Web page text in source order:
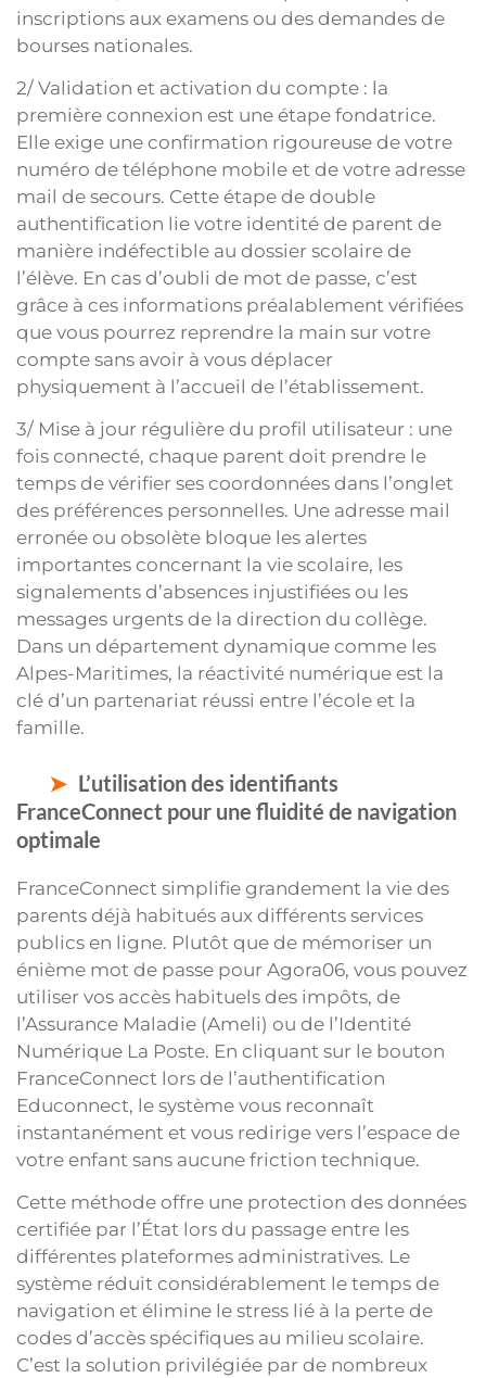
inscriptions aux examens ou des demandes de
bourses nationales.
2/ Validation et activation du compte : la
première connexion est une étape fondatrice.
Elle exige une confirmation rigoureuse de votre
numéro de téléphone mobile et de votre adresse
mail de secours. Cette étape de double
authentification lie votre identité de parent de
manière indéfectible au dossier scolaire de
l’élève. En cas d’oubli de mot de passe, c’est
grâce à ces informations préalablement vérifiées
que vous pourrez reprendre la main sur votre
compte sans avoir à vous déplacer
physiquement à l’accueil de l’établissement.
3/ Mise à jour régulière du profil utilisateur : une
fois connecté, chaque parent doit prendre le
temps de vérifier ses coordonnées dans l’onglet
des préférences personnelles. Une adresse mail
erronée ou obsolète bloque les alertes
importantes concernant la vie scolaire, les
signalements d’absences injustifiées ou les
messages urgents de la direction du collège.
Dans un département dynamique comme les
Alpes-Maritimes, la réactivité numérique est la
clé d’un partenariat réussi entre l’école et la
famille.
L’utilisation des identifiants
FranceConnect pour une fluidité de navigation
optimale
FranceConnect simplifie grandement la vie des
parents déjà habitués aux différents services
publics en ligne. Plutôt que de mémoriser un
énième mot de passe pour Agora06, vous pouvez
utiliser vos accès habituels des impôts, de
l’Assurance Maladie (Ameli) ou de l’Identité
Numérique La Poste. En cliquant sur le bouton
FranceConnect lors de l’authentification
Educonnect, le système vous reconnaît
instantanément et vous redirige vers l’espace de
votre enfant sans aucune friction technique.
Cette méthode offre une protection des données
certifiée par l’État lors du passage entre les
différentes plateformes administratives. Le
système réduit considérablement le temps de
navigation et élimine le stress lié à la perte de
codes d’accès spécifiques au milieu scolaire.
C’est la solution privilégiée par de nombreux